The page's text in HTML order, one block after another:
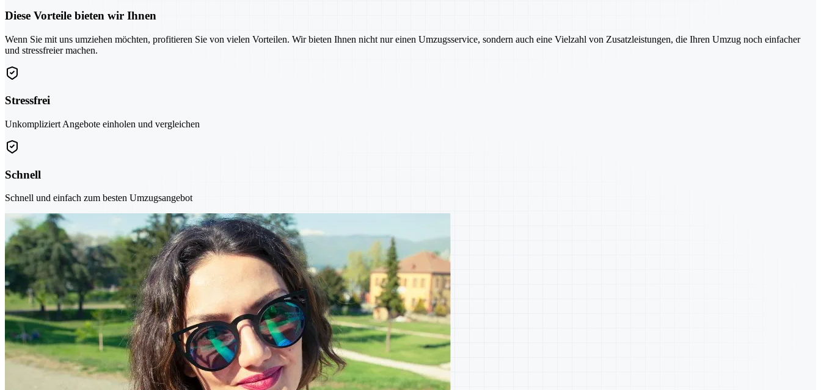
Diese Vorteile bieten wir Ihnen
Wenn Sie mit uns umziehen möchten, profitieren Sie von vielen Vorteilen. Wir bieten Ihnen nicht nur einen Umzugsservice, sondern auch eine Vielzahl von Zusatzleistungen, die Ihren Umzug noch einfacher
und stressfreier machen.
Stressfrei
Unkompliziert Angebote einholen und vergleichen
Schnell
Schnell und einfach zum besten Umzugsangebot